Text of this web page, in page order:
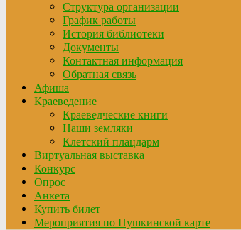
Структура организации
График работы
История библиотеки
Документы
Контактная информация
Обратная связь
Афиша
Краеведение
Краеведческие книги
Наши земляки
Клетский плацдарм
Виртуальная выставка
Конкурс
Опрос
Анкета
Купить билет
Мероприятия по Пушкинской карте